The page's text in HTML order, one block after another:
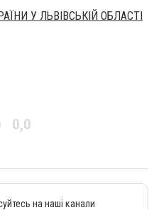
У ЛЬВІВСЬКІЙ ОБЛАСТІ
0,0
на наші канали